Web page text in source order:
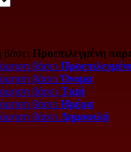
βάσει Προεπιλεγμένη
βάσει
βάσειΌνομα
βάσει Τιμή
βάσει Ημέρα
βάσει Δημοφιλή